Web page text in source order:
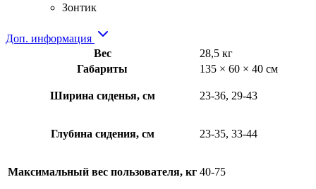
Зонтик
Доп. информация
Вес
28,5 кг
Габариты
135 × 60 × 40 см
Ширина сиденья, см 23-36, 29-43
Глубина сидения, см 23-35, 33-44
Максимальный вес пользователя, кг 40-75